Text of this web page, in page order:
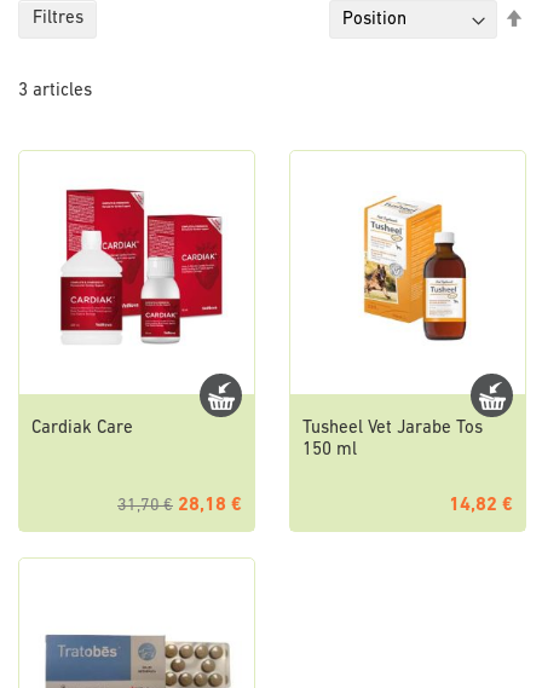
3 articles
Cardiak Care
31,70 € 28,18 €
Tusheel Vet Jarabe Tos
150 ml
14,82 €
Filtres